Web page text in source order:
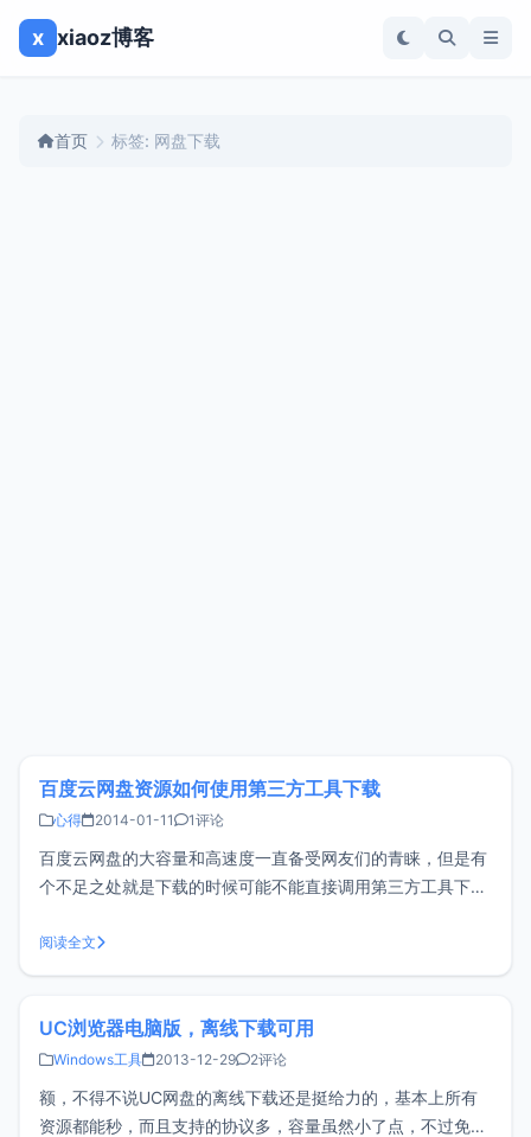
x xiaoz博客
首页 标签: 网盘下载
百度云网盘资源如何使用第三方工具下载
心得 2014-01-11 1评论
百度云网盘的大容量和高速度一直备受网友们的青睐，但是有
个不足之处就是下载的时候可能不能直接调用第三方工具下载
个问题。一般情况下，普通下载会直接调用浏览器进行下载，
这里以Chrome浏览器为列，当然其它浏览器类似。<br/ >
阅读全文
UC浏览器电脑版，离线下载可用
Windows工具 2013-12-29 2评论
额，不得不说UC网盘的离线下载还是挺给力的，基本上所有
资源都能秒，而且支持的协议多，容量虽然小了点，不过免费